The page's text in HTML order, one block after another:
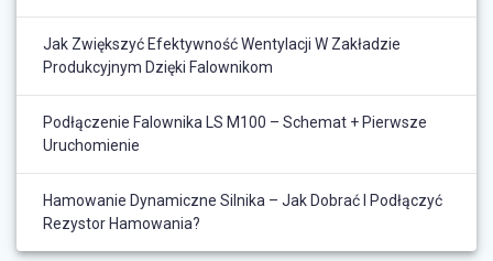
Jak Zwiększyć Efektywność Wentylacji W Zakładzie
Produkcyjnym Dzięki Falownikom
Podłączenie Falownika LS M100 – Schemat + Pierwsze
Uruchomienie
Hamowanie Dynamiczne Silnika – Jak Dobrać I Podłączyć
Rezystor Hamowania?